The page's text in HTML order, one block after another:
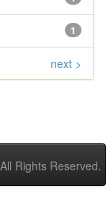
1
next >
Rights Reserved.